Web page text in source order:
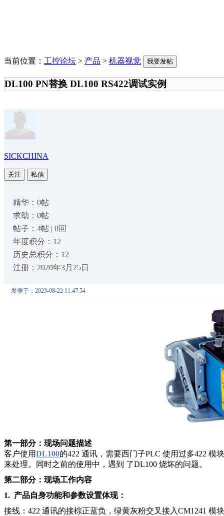
当前位置： 工控论坛 > 产品 > 机器视觉 我要发帖
DL100 PN替换 DL100 RS422调试实例
SICKCHINA
关注 私信
精华：0帖
求助：0帖
帖子：4帖 | 0回
年度积分：12
历史总积分：12
注册：2020年3月25日
发表于：2023-08-22 11:47:54
第一部分：现场问题描述
客户使用DL100的422 通讯，需要西门子PLC 使用过多422 模
来处理。同时之前的使用中，遇到 了DL100 烧坏的问题。
第二部分：现场工作内容
1. 产品自身功能和参数设置体现：
接线：422 通讯的接棕正蓝负，绿黄灰粉交叉接入CM1241 模